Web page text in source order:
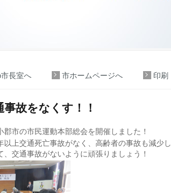
長室へ 市ホームページへ 印刷
故をなくす！！
市の市民運動本部総会を開催しました！
以上交通死亡事故がなく、高齢者の事故も減少
交通事故がないように頑張りましょう！